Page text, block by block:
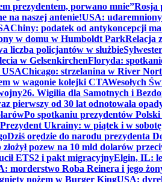
prezydentem, porwano mnie”Rosja
na naszej antenie!USA:
Chiny: podatek od antykoncepcji ma
w domu w Humboldt ParkRelacja
liczba policjantów w służbie
w GelsenkirchenFloryda:
USAChicago: strzelanina w River
w wagonie kolejki CTAWesołych
26. Wigilia dla Samotnych i
pierwszy od 30 lat odnotowała
Po spotkaniu prezydentów
Prezydent Ukrainy: w piątek i w
Dziś orędzie do narodu prezydenta
pozew na 10 mld dolarów
ETS2 i pakt migracyjnyElgin, IL:
morderstwo Roba Reinera i jego
nożem w Burger KingUSA: